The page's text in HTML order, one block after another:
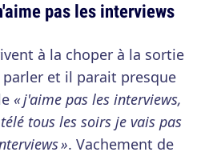
pas les interviews
à la choper à la sortie
et il parait presque
« j'aime pas les interviews,
tous les soirs je vais pas
». Vachement de